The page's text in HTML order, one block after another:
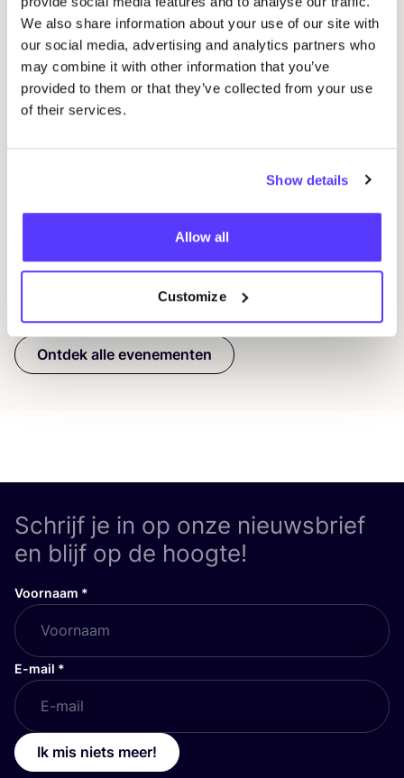
We also share information about your use of our site with
our social media, advertising and analytics partners who
may combine it with other information that you’ve
provided to them or that they’ve collected from your use
of their services.
Show details
Allow all
Customize
07 AUG
Ontdek alle evenementen
Schrijf je in op onze nieuwsbrief
en blijf op de hoogte!
Voornaam *
E-mail *
Ik mis niets meer!